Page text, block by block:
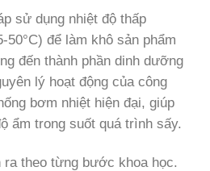
sử dụng nhiệt độ thấp
để làm khô sản phẩm
đến thành phần dinh dưỡng
lý hoạt động của công
bơm nhiệt hiện đại, giúp
ẩm trong suốt quá trình sấy.
ra theo từng bước khoa học.